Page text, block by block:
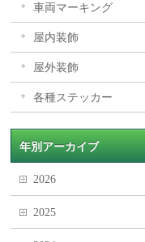
車両マーキング
屋内装飾
屋外装飾
各種ステッカー
年別アーカイブ
2026
2025